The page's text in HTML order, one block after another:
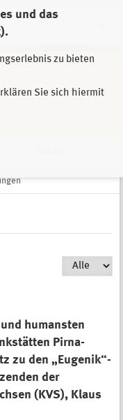
und das
zu bieten
Sie sich hiermit
humansten
Pirna-
zu den „Eugenik“-
der
(KVS), Klaus